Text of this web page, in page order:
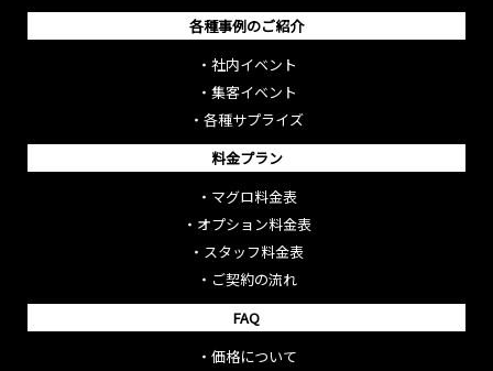
各種事例のご紹介
・ 社内イベント
・ 集客イベント
・ 各種サプライズ
料金プラン
・ マグロ料金表
・ オプション料金表
・ スタッフ料金表
・ ご契約の流れ
FAQ
・ 価格について